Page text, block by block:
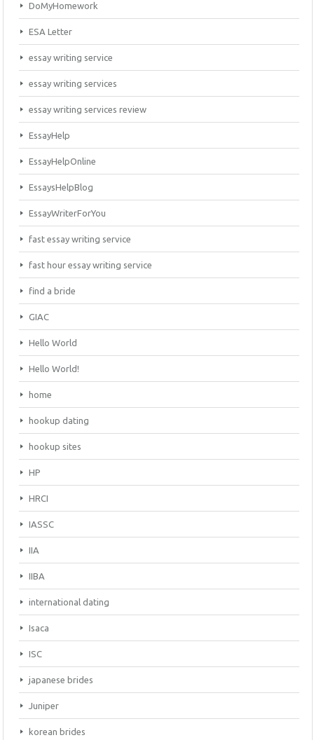
DoMyHomework
ESA Letter
essay writing service
essay writing services
essay writing services review
EssayHelp
EssayHelpOnline
EssaysHelpBlog
EssayWriterForYou
fast essay writing service
fast hour essay writing service
find a bride
GIAC
Hello World
Hello World!
home
hookup dating
hookup sites
HP
HRCI
IASSC
IIA
IIBA
international dating
Isaca
ISC
japanese brides
Juniper
korean brides